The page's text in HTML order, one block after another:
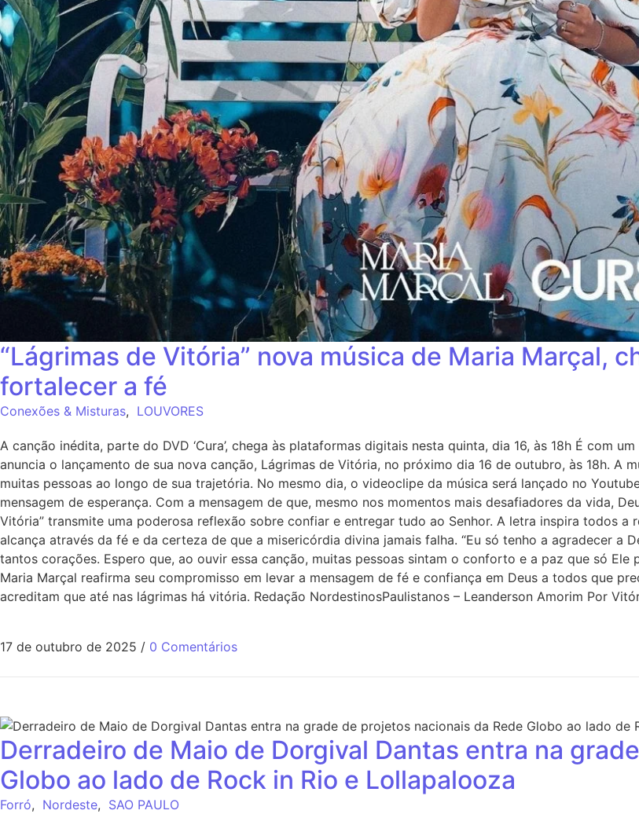
“Lágrimas de Vitória” nova música de Maria Marçal,
fortalecer a fé
Conexões & Misturas, LOUVORES
A canção inédita, parte do DVD ‘Cura’, chega às plataformas digitais nesta quinta, dia 16, às 18h É com
anuncia o lançamento de sua nova canção, Lágrimas de Vitória, no próximo dia 16 de outubro, às 18h.
muitas pessoas ao longo de sua trajetória. No mesmo dia, o videoclipe da música será lançado no
mensagem de esperança. Com a mensagem de que, mesmo nos momentos mais desafiadores da vida,
Vitória” transmite uma poderosa reflexão sobre confiar e entregar tudo ao Senhor. A letra inspira todos
alcança através da fé e da certeza de que a misericórdia divina jamais falha. “Eu só tenho a agradecer a
tantos corações. Espero que, ao ouvir essa canção, muitas pessoas sintam o conforto e a paz que só Ele
Maria Marçal reafirma seu compromisso em levar a mensagem de fé e confiança em Deus a todos que
acreditam que até nas lágrimas há vitória. Redação NordestinosPaulistanos – Leanderson Amorim Por
17 de outubro de 2025 / 0 Comentários
Derradeiro de Maio de Dorgival Dantas entra na
Globo ao lado de Rock in Rio e Lollapalooza
Forró, Nordeste, SAO PAULO